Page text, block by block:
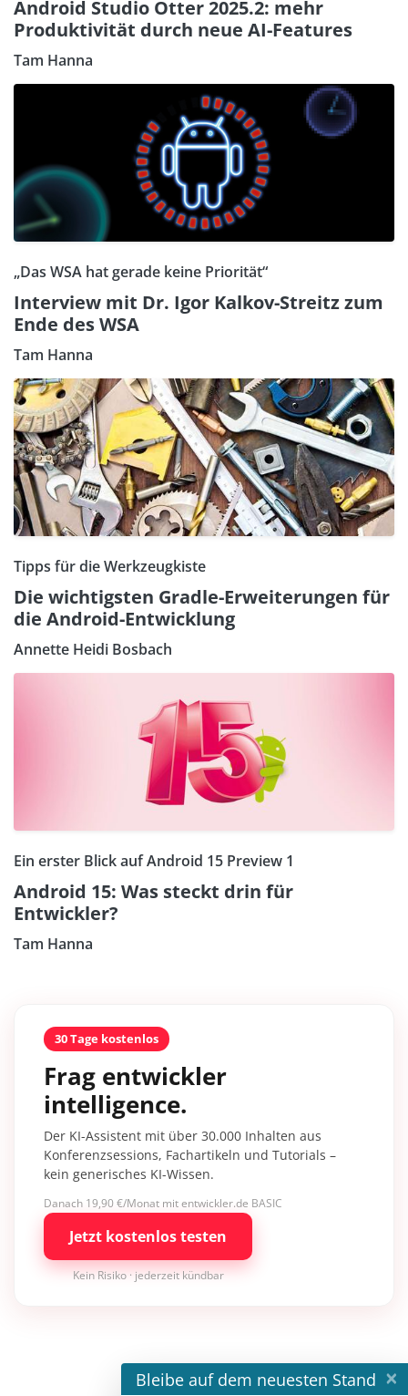
Android Studio Otter 2025.2: mehr
Produktivität durch neue AI-Features
Tam Hanna
„Das WSA hat gerade keine Priorität“
Interview mit Dr. Igor Kalkov-Streitz zum
Ende des WSA
Tam Hanna
Tipps für die Werkzeugkiste
Die wichtigsten Gradle-Erweiterungen für
die Android-Entwicklung
Annette Heidi Bosbach
Ein erster Blick auf Android 15 Preview 1
Android 15: Was steckt drin für
Entwickler?
Tam Hanna
30 Tage kostenlos
Frag entwickler
intelligence.
Der KI-Assistent mit über 30.000 Inhalten aus
Konferenzsessions, Fachartikeln und Tutorials –
kein generisches KI-Wissen.
Danach 19,90 €/Monat mit entwickler.de BASIC
Jetzt kostenlos testen
Kein Risiko · jederzeit kündbar
Bleibe auf dem neuesten Stand ×